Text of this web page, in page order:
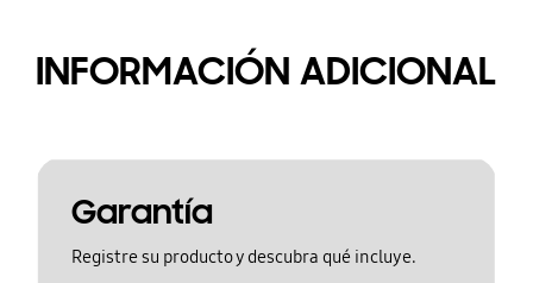
INFORMACIÓN ADICIONAL
Garantía
Registre su producto y descubra qué incluye.